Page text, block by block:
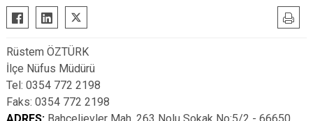
Gölcük
Karamürsel
Körfez
Derince
Rüstem ÖZTÜRK
İlçe Nüfus Müdürü
Tel: 0354 772 2198
Faks: 0354 772 2198